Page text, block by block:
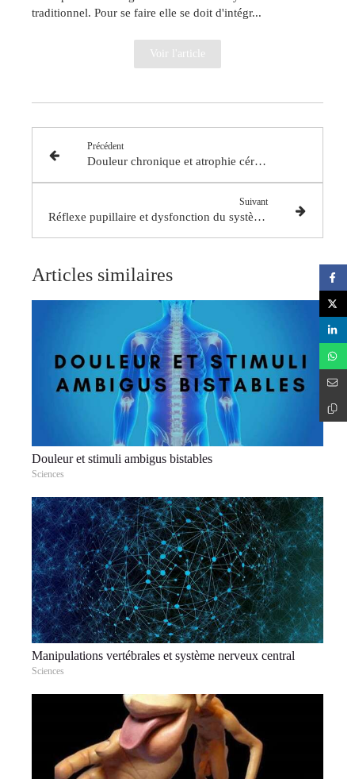
traditionnel. Pour se faire elle se doit d'intégr...
Voir l'article
Précédent
Douleur chronique et atrophie cérébrale
Suivant
Réflexe pupillaire et dysfonction du système nerveux parasympathique
Articles similaires
Douleur et stimuli ambigus bistables
Sciences
Manipulations vertébrales et système nerveux central
Sciences